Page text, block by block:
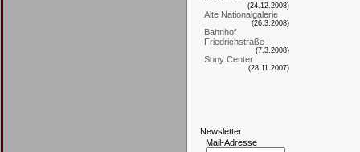
(24.12.2008)
Alte Nationalgalerie
(26.3.2008)
Bahnhof
Friedrichstraße
(7.3.2008)
Sony Center
(28.11.2007)
Newsletter
Mail-Adresse